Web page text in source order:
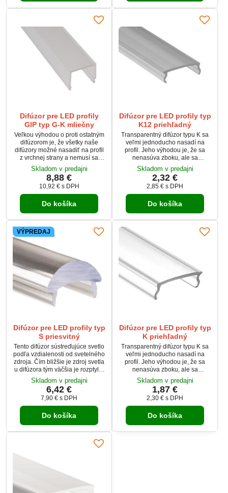
Difúzor pre LED profily
GIP typ G-K mliečny
Veľkou výhodou o proti ostatným
difúzorom je, že všetky naše
difúzory možné nasadiť na profil
z vrchnej strany a nemusí sa
nasúvať z boku.
Skladom v predajni
8,88 €
10,92 € s DPH
Do košíka
Difúzor pre LED profily typ
K12 priehľadný
Transparentný difúzor typu K sa
veľmi jednoducho nasadí na
profil. Jeho výhodou je, že sa
nenasúva zboku, ale sa
zacvakne zvrchu. Tento číry kryt
pre LED profily prepustí až 98%
svetla z LED pásika.
Skladom v predajni
2,32 €
2,85 € s DPH
Do košíka
VÝPREDAJ
Difúzor pre LED profily typ
S priesvitný
Tento difúzor sústreďujúce svetlo
podľa vzdialenosti od svetelného
zdroja. Čím bližšie je zdroj svetla
u difúzora tým väčšia je rozptyl a
naopak. Veľkou výhodou o proti
ostatným difúzorom je, že všetky
naše difúzory je možné nasadiť
na profil z vrchnej strany a
nemusia sa nasúvať z boku.
Skladom v predajni
6,42 €
7,90 € s DPH
Do košíka
Difúzor pre LED profily typ
K priehľadný
Transparentný difúzor typu K sa
veľmi jednoducho nasadí na
profil. Jeho výhodou je, že sa
nenasúva zboku, ale sa
zacvakne zvrchu. Tento číry kryt
pre LED profily prepustí 85%
svetla z LED pásika.
Skladom v predajni
1,87 €
2,30 € s DPH
Do košíka